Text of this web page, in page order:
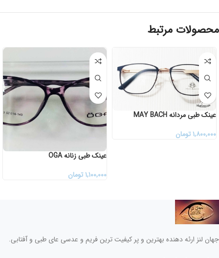
محصولات مرتبط
عینک طبی مردانه MAY BACH
۱,۸۰۰,۰۰۰تومان
عینک طبی زنانه OGA
۱,۱۰۰,۰۰۰تومان
جهان لنز ارئه دهنده بهترین و پر کیفیت ترین فریم و عدسی عای طبی و آفتابی.